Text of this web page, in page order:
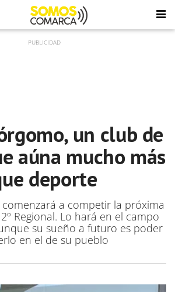
un club de
aúna mucho más
deporte
comenzará a competir la próxima
Regional. Lo hará en el campo
su sueño a futuro es poder
en el de su pueblo